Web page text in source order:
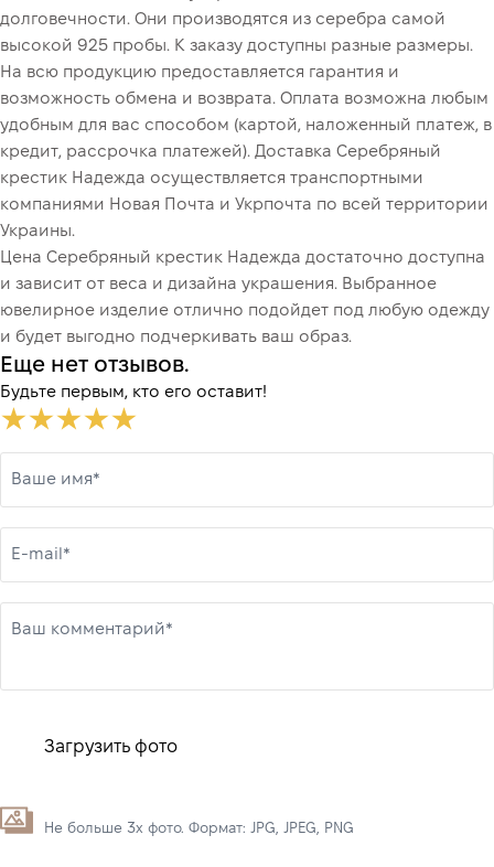
долговечности. Они производятся из серебра самой
высокой 925 пробы. К заказу доступны разные размеры.
На всю продукцию предоставляется гарантия и
возможность обмена и возврата. Оплата возможна любым
удобным для вас способом (картой, наложенный платеж, в
кредит, рассрочка платежей). Доставка Серебряный
крестик Надежда осуществляется транспортными
компаниями Новая Почта и Укрпочта по всей территории
Украины.
Цена Серебряный крестик Надежда достаточно доступна
и зависит от веса и дизайна украшения. Выбранное
ювелирное изделие отлично подойдет под любую одежду
и будет выгодно подчеркивать ваш образ.
Еще нет отзывов.
Будьте первым, кто его оставит!
Ваше имя*
E-mail*
Ваш комментарий*
Загрузить фото
Не больше 3х фото. Формат: JPG, JPEG, PNG